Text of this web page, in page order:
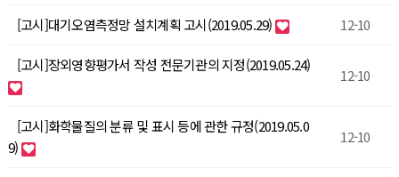
[고시]대기오염측정망 설치계획 고시(2019.05.29) 12-10
[고시]장외영향평가서 작성 전문기관의 지정(2019.05.24)
12-10
[고시]화학물질의 분류 및 표시 등에 관한 규정(2019.05.0
9)
12-10